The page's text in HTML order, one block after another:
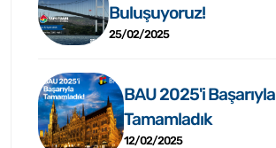
Buluşuyoruz!
25/02/2025
BAU 2025'i Başarıyla
Tamamladık
12/02/2025